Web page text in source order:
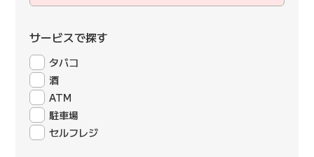
サービスで探す
タバコ
酒
ATM
駐車場
セルフレジ